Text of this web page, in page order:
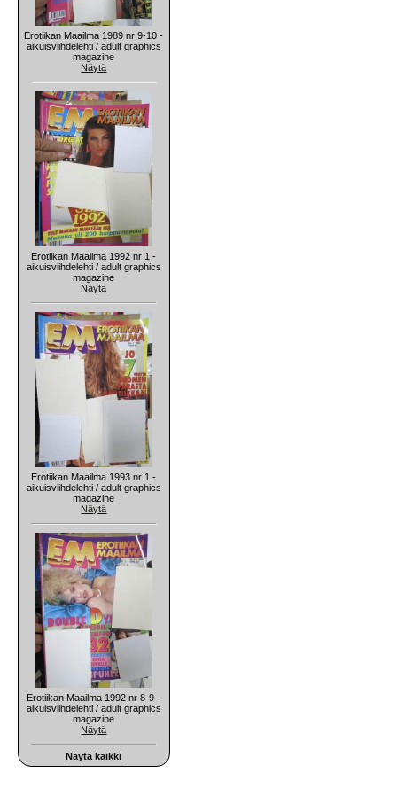
Erotiikan Maailma 1989 nr 9-10 -
aikuisviihdelehti / adult graphics
magazine
Näytä
Erotiikan Maailma 1992 nr 1 -
aikuisviihdelehti / adult graphics
magazine
Näytä
Erotiikan Maailma 1993 nr 1 -
aikuisviihdelehti / adult graphics
magazine
Näytä
Erotiikan Maailma 1992 nr 8-9 -
aikuisviihdelehti / adult graphics
magazine
Näytä
Näytä kaikki